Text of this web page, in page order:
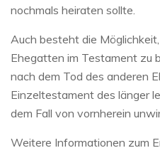
nochmals heiraten sollte.
Auch besteht die
Ehegatten im Testament zu
nach dem Tod des anderen
Einzeltestament des länger
dem Fall von vornherein
Weitere Informationen zum